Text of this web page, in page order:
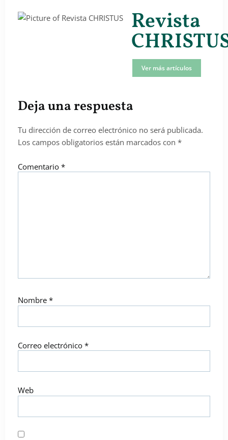
Revista
Ver más artículos
Deja una respuesta
Tu dirección de correo electrónico no será publicada.
Los campos obligatorios están marcados con *
Comentario *
Nombre *
Correo electrónico *
Web